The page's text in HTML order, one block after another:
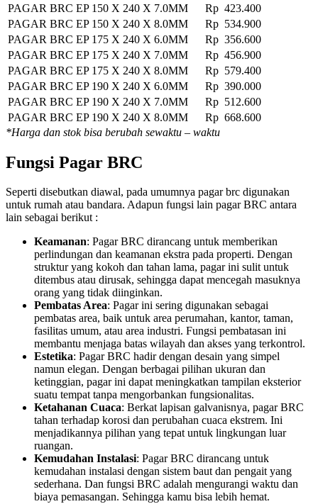
PAGAR BRC EP 150 X 240 X 7.0MM
Rp 423.400
PAGAR BRC EP 150 X 240 X 8.0MM
Rp 534.900
PAGAR BRC EP 175 X 240 X 6.0MM
Rp 356.600
PAGAR BRC EP 175 X 240 X 7.0MM
Rp 456.900
PAGAR BRC EP 175 X 240 X 8.0MM
Rp 579.400
PAGAR BRC EP 190 X 240 X 6.0MM
Rp 390.000
PAGAR BRC EP 190 X 240 X 7.0MM
Rp 512.600
PAGAR BRC EP 190 X 240 X 8.0MM
Rp 668.600
*Harga dan stok bisa berubah sewaktu – waktu
Fungsi Pagar BRC
Seperti disebutkan diawal, pada umumnya pagar brc digunakan
untuk rumah atau bandara. Adapun fungsi lain pagar BRC antara
lain sebagai berikut :
Keamanan: Pagar BRC dirancang untuk memberikan
perlindungan dan keamanan ekstra pada properti. Dengan
struktur yang kokoh dan tahan lama, pagar ini sulit untuk
ditembus atau dirusak, sehingga dapat mencegah masuknya
orang yang tidak diinginkan.
Pembatas Area: Pagar ini sering digunakan sebagai
pembatas area, baik untuk area perumahan, kantor, taman,
fasilitas umum, atau area industri. Fungsi pembatasan ini
membantu menjaga batas wilayah dan akses yang terkontrol.
Estetika: Pagar BRC hadir dengan desain yang simpel
namun elegan. Dengan berbagai pilihan ukuran dan
ketinggian, pagar ini dapat meningkatkan tampilan eksterior
suatu tempat tanpa mengorbankan fungsionalitas.
Ketahanan Cuaca: Berkat lapisan galvanisnya, pagar BRC
tahan terhadap korosi dan perubahan cuaca ekstrem. Ini
menjadikannya pilihan yang tepat untuk lingkungan luar
ruangan.
Kemudahan Instalasi: Pagar BRC dirancang untuk
kemudahan instalasi dengan sistem baut dan pengait yang
sederhana. Dan fungsi BRC adalah mengurangi waktu dan
biaya pemasangan. Sehingga kamu bisa lebih hemat.